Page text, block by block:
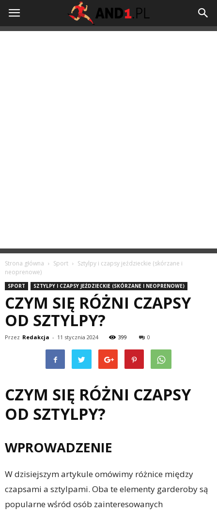
And1.pl
Strona główna Sport
Sztylpy i czapsy jeździeckie (skórzane i
neoprenowe)
SPORT SZTYLPY I CZAPSY JEŹDZIECKIE (SKÓRZANE I NEOPRENOWE)
CZYM SIĘ RÓŻNI CZAPSY
OD SZTYLPY?
Przez Redakcja - 11 stycznia 2024 399 0
CZYM SIĘ RÓŻNI CZAPSY
OD SZTYLPY?
WPROWADZENIE
W dzisiejszym artykule omówimy różnice między
czapsami a sztylpami. Oba te elementy garderoby są
popularne wśród osób zainteresowanych